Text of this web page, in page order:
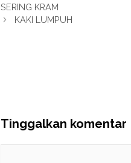
SERING KRAM
KAKI LUMPUH
Tinggalkan komentar